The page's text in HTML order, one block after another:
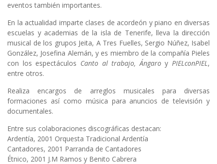
eventos también importantes.
En la actualidad imparte clases de acordeón y piano en diversas
escuelas y academias de la isla de Tenerife, lleva la dirección
musical de los grupos Jeita, A Tres Fuelles, Sergio Núñez, Isabel
González, Josefina Alemán, y es miembro de la compañía Pieles
con los espectáculos Canto al trabajo, Ángaroy PIELconPIEL,
entre otros.
Realiza encargos de arreglos musicales para diversas
formaciones así como música para anuncios de televisión y
documentales.
Entre sus colaboraciones discográficas destacan:
Ardentía, 2001 Orquesta Tradicional Ardentía
Cantadores, 2001 Parranda de Cantadores
Étnico, 2001 J.M Ramos y Benito Cabrera